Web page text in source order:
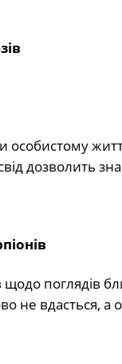
дозволить
щодо поглядів
не вдасться,